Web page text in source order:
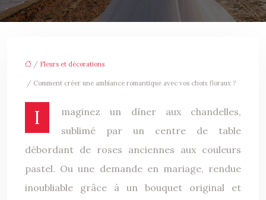
/ Fleurs et décorations
/ Comment créer une ambiance romantique avec vos choix floraux ?
Imaginez un dîner aux chandelles,
sublimé par un centre de table
débordant de roses anciennes aux couleurs
pastel. Ou une demande en mariage, rendue
inoubliable grâce à un bouquet original et